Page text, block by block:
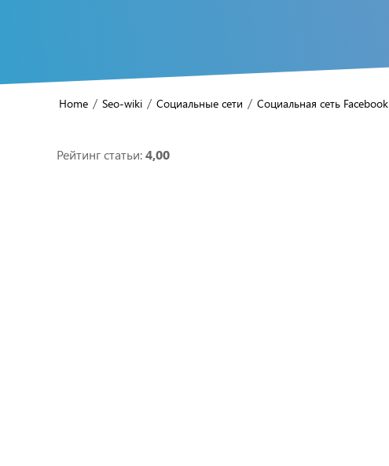
Home / Seo-wiki / Социальные сети / Социальная сеть Facebook
Рейтинг статьи:4,00